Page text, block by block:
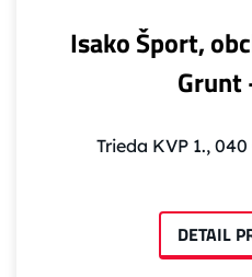
Isako Šport,
Grunt
Trieda KVP 1.,
DETAIL